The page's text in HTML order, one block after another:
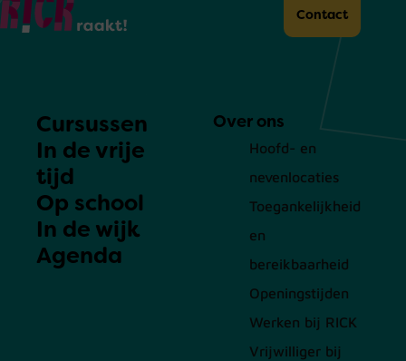
Contact
Cursussen
In de vrije
tijd
Op school
In de wijk
Agenda
Over ons
Hoofd- en
nevenlocaties
Toegankelijkheid
en
bereikbaarheid
Openingstijden
Werken bij RICK
Vrijwilliger bij